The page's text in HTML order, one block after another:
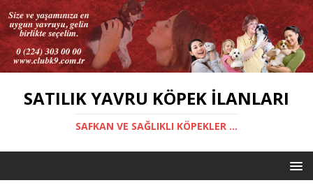
SATILIK YAVRU KÖPEK İLANLARI
SAFKAN VE SAĞLIKLI KÖPEKLER ...